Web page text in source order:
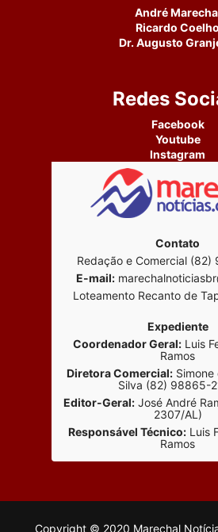
André
Ricardo Coelho
Dr. Augusto
Redes
Facebook
Youtube
Instagram
Contato
Redação e Comercial (82)
E-mail:
Loteamento Recanto de
Expediente
Coordenador Geral:Luis
Ramos
Diretora Comercial:
Silva (82) 98865-
Editor-Geral:José André
2307/AL)
Responsável Técnico:Luis
Ramos
Copyright © 2020 Marechal